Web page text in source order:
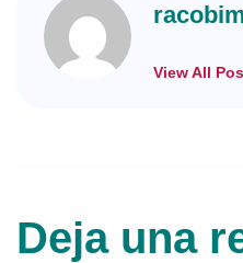
View All
Deja una